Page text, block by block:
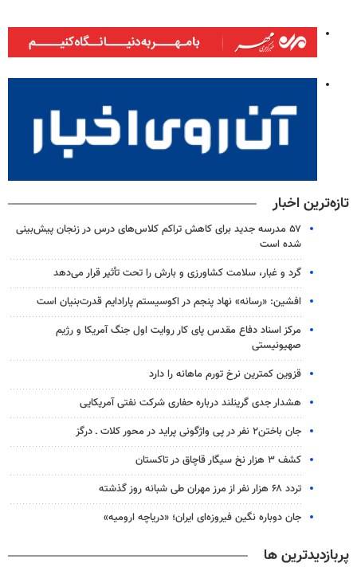
تازه‌ترین اخبار
۵۷ مدرسه جدید برای کاهش تراکم کلاس‌های درس در زنجان پیش‌بینی
شده است
گرد و غبار، سلامت کشاورزی و بارش را تحت تأثیر قرار می‌دهد
افشین: «رسانه» نهاد پنجم در اکوسیستم پارادایم قدرت‌بنیان است
مرکز اسناد دفاع مقدس پای کار روایت اول جنگ آمریکا و رژیم
صهیونیستی
قزوین کمترین نرخ تورم ماهانه را دارد
هشدار جدی گرینلند درباره حفاری شرکت نفتی آمریکایی
جان باختن۲ نفر در پی واژگونی پراید در محور کلات ـ درگز
کشف ۳ هزار نخ سیگار قاچاق در تاکستان
تردد ۶۸ هزار نفر از مرز مهران طی شبانه روز گذشته
جان دوباره نگین فیروزه‌ای ایران؛ «دریاچه ارومیه»
پربازدیدترین ها